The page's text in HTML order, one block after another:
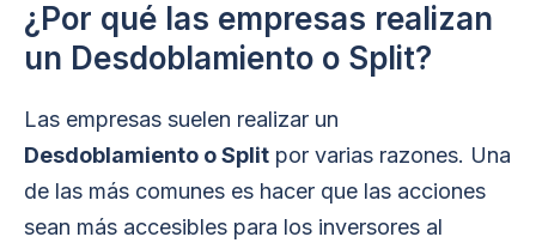
¿Por qué las empresas realizan
un Desdoblamiento o Split?
Las empresas suelen realizar un
Desdoblamiento o Split por varias razones. Una
de las más comunes es hacer que las acciones
sean más accesibles para los inversores al